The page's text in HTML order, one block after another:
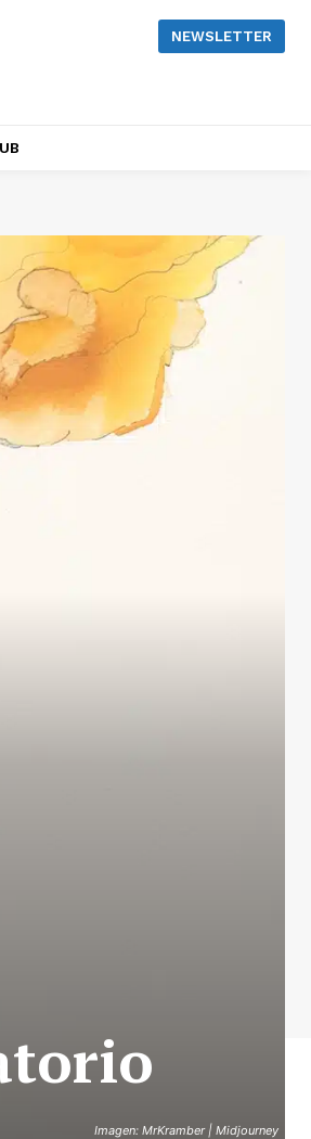
NEWSLETTER
Imagen: MrKramber | Midjourney